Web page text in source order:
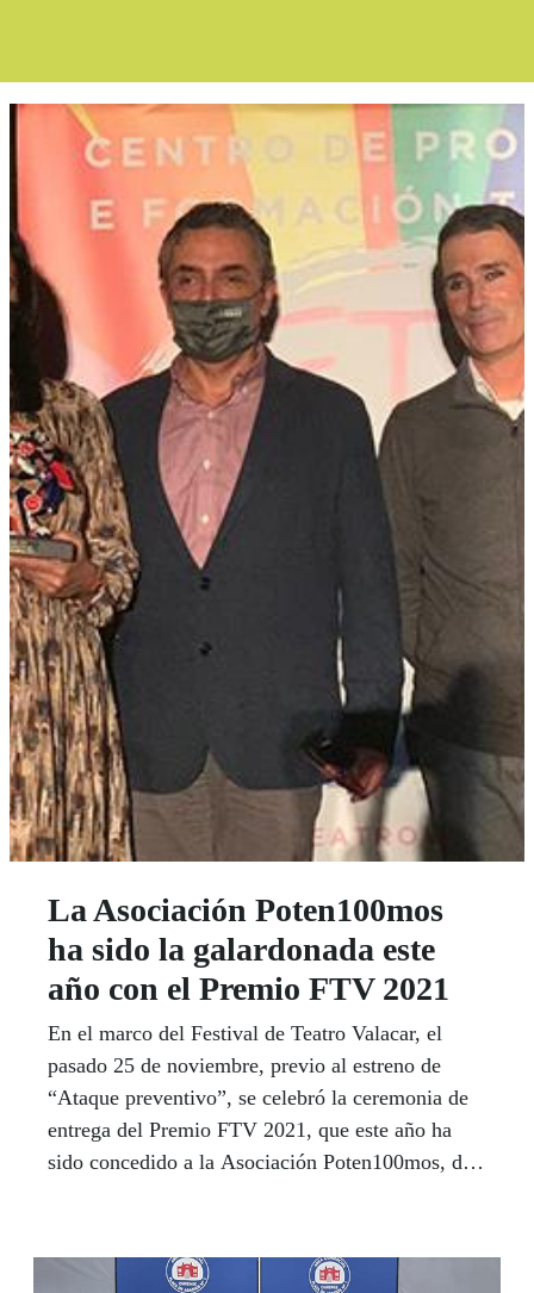
Boletín
La Asociación Poten100mos
ha sido la galardonada este
año con el Premio FTV 2021
En el marco del Festival de Teatro Valacar, el
pasado 25 de noviembre, previo al estreno de
“Ataque preventivo”, se celebró la ceremonia de
entrega del Premio FTV 2021, que este año ha
sido concedido a la Asociación Poten100mos, de
personas en riesgo de exclusión social".